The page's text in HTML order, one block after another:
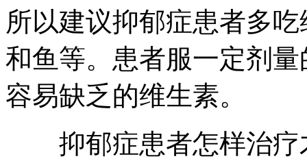
所以建议抑郁症患者多
和鱼等。患者服一定剂
容易缺乏的维生素。
抑郁症患者怎样治疗